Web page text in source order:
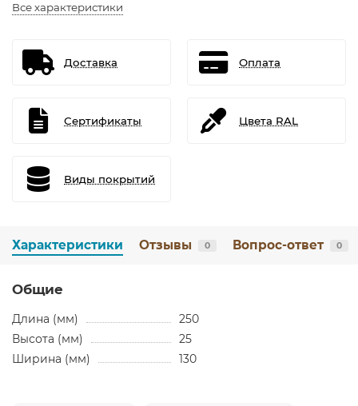
Все характеристики
Доставка Оплата
Сертификаты Цвета RAL
Виды покрытий
Характеристики Отзывы 0 Вопрос-ответ 0
Общие
Длина (мм)
250
Высота (мм)
25
Ширина (мм)
130